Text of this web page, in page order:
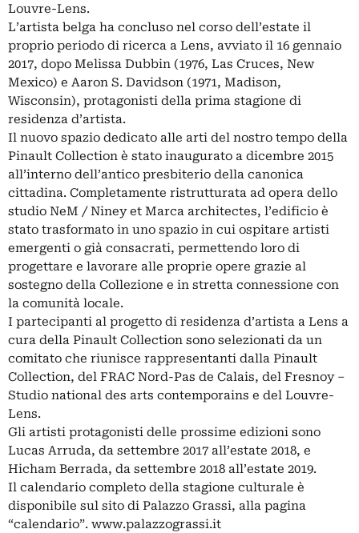
Louvre-Lens.
L’artista belga ha concluso nel corso dell’estate il
proprio periodo di ricerca a Lens, avviato il 16 gennaio
2017, dopo Melissa Dubbin (1976, Las Cruces, New
Mexico) e Aaron S. Davidson (1971, Madison,
Wisconsin), protagonisti della prima stagione di
residenza d’artista.
Il nuovo spazio dedicato alle arti del nostro tempo della
Pinault Collection è stato inaugurato a dicembre 2015
all’interno dell’antico presbiterio della canonica
cittadina. Completamente ristrutturata ad opera dello
studio NeM / Niney et Marca architectes, l’edificio è
stato trasformato in uno spazio in cui ospitare artisti
emergenti o già consacrati, permettendo loro di
progettare e lavorare alle proprie opere grazie al
sostegno della Collezione e in stretta connessione con
la comunità locale.
I partecipanti al progetto di residenza d’artista a Lens a
cura della Pinault Collection sono selezionati da un
comitato che riunisce rappresentanti dalla Pinault
Collection, del FRAC Nord-Pas de Calais, del Fresnoy –
Studio national des arts contemporains e del Louvre-
Lens.
Gli artisti protagonisti delle prossime edizioni sono
Lucas Arruda, da settembre 2017 all’estate 2018, e
Hicham Berrada, da settembre 2018 all’estate 2019.
Il calendario completo della stagione culturale è
disponibile sul sito di Palazzo Grassi, alla pagina
“calendario”. www.palazzograssi.it